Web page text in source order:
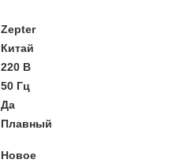
Zepter
Китай
220 В
50 Гц
Да
Плавный
Новое